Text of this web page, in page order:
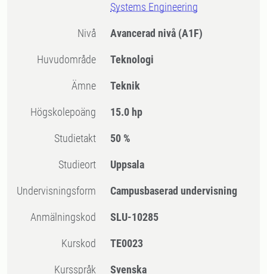
Systems Engineering
Nivå Avancerad nivå (A1F)
Huvudområde Teknologi
Ämne Teknik
högskolepoäng 15.0 hp
Studietakt 50 %
Studieort Uppsala
Undervisningsform Campusbaserad undervisning
Anmälningskod SLU-10285
Kurskod TE0023
Kursspråk Svenska